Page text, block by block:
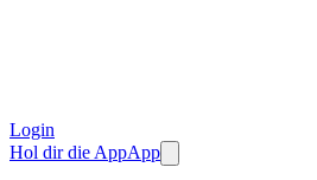
Login
Hol dir die AppApp